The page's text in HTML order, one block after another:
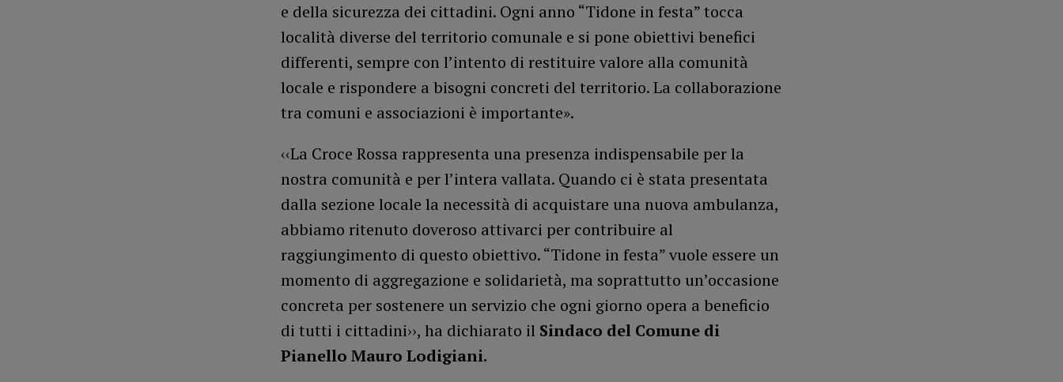
e della sicurezza dei cittadini. Ogni anno “Tidone in festa” tocca
località diverse del territorio comunale e si pone obiettivi benefici
differenti, sempre con l’intento di restituire valore alla comunità
locale e rispondere a bisogni concreti del territorio. La collaborazione
tra comuni e associazioni è importante».
‹‹La Croce Rossa rappresenta una presenza indispensabile per la
nostra comunità e per l’intera vallata. Quando ci è stata presentata
dalla sezione locale la necessità di acquistare una nuova ambulanza,
abbiamo ritenuto doveroso attivarci per contribuire al
raggiungimento di questo obiettivo. “Tidone in festa” vuole essere un
momento di aggregazione e solidarietà, ma soprattutto un’occasione
concreta per sostenere un servizio che ogni giorno opera a beneficio
di tutti i cittadini››, ha dichiarato il Sindaco del Comune di
Pianello Mauro Lodigiani.